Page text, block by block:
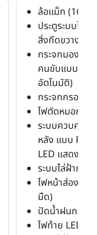
ล้อแม็ก (16")
ประตูระบบไฟ
สิ่งกีดขวางอัต
กระจกมองข้า
คนขับแบบปรับ
อัตโนมัติ)
กระจกกรองแ
ไฟตัดหมอก (ห
ระบบควบคุมระ
หลัง แบบ
LED แสดงระย
ระบบไล่ฝ้ากระ
ไฟหน้าส่องสว่
มืด)
ปัดน้ำฝนกระจ
ไฟท้าย LED